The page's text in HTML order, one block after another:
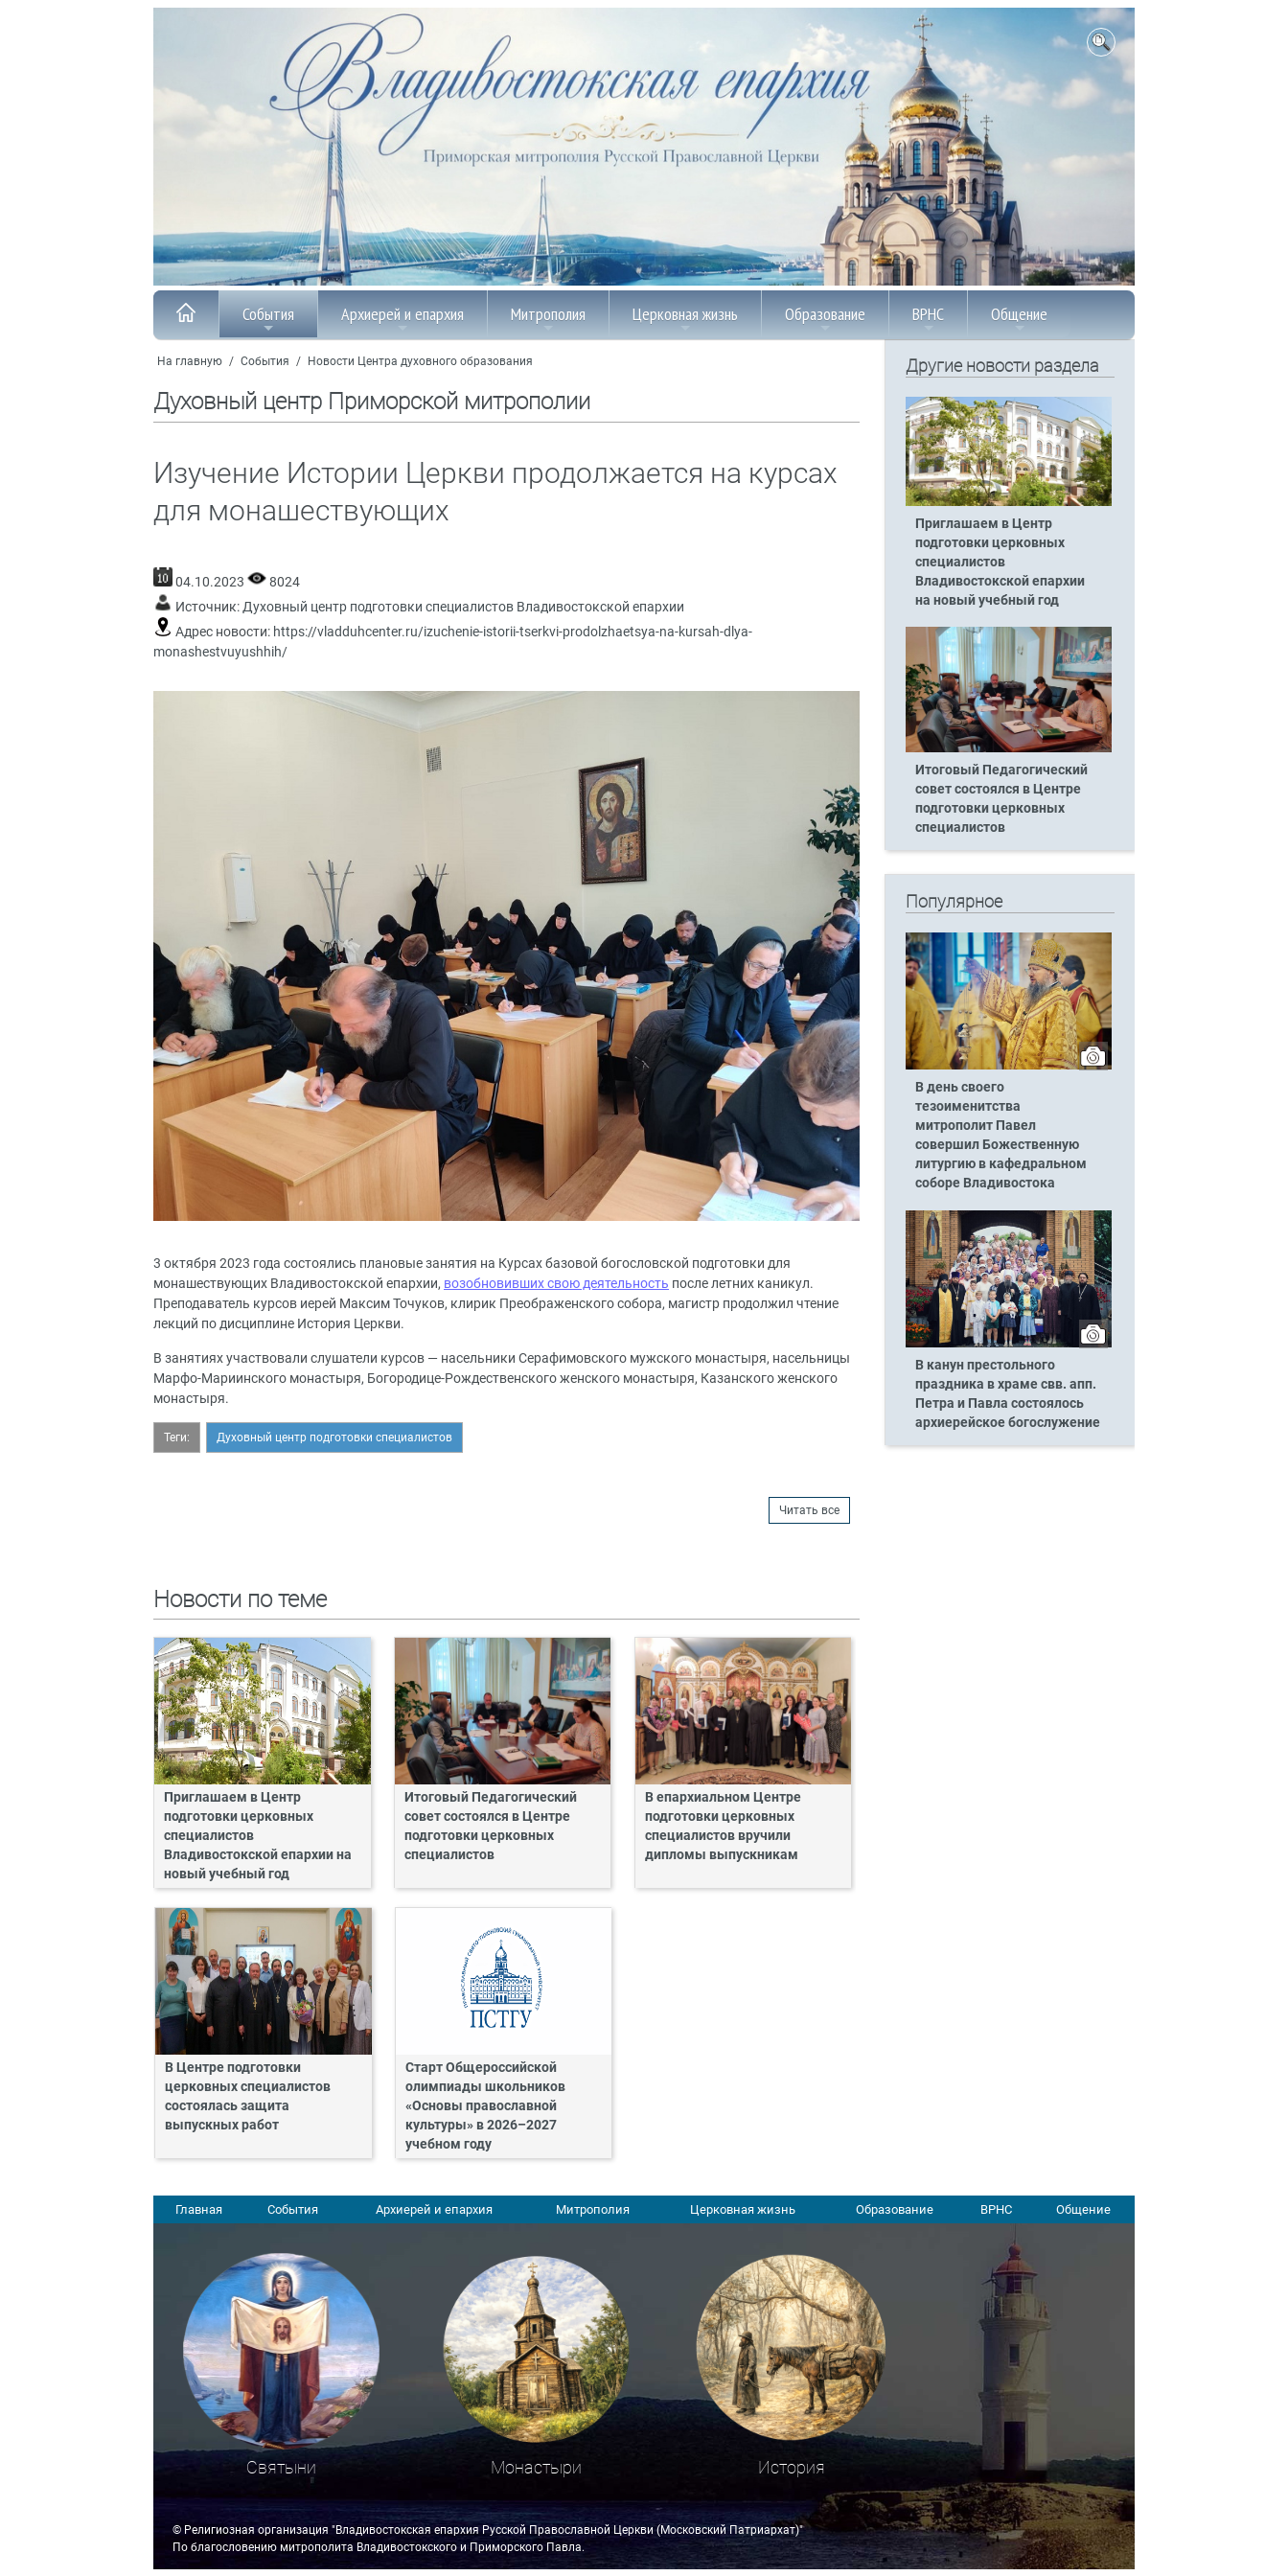
События Архиерей и епархия Митрополия Церковная жизнь Образование ВРНС Общение
На главную / События / Новости Центра духовного образования
Духовный центр Приморской митрополии
Изучение Истории Церкви продолжается на курсах
для монашествующих
04.10.2023
8024
Источник:Духовный центр подготовки специалистов Владивостокской епархии
Адрес новости: https://vladduhcenter.ru/izuchenie-istorii-tserkvi-prodolzhaetsya-na-kursah-dlya-
monashestvuyushhih/
3 октября 2023 года состоялись плановые занятия на Курсах базовой богословской подготовки для
монашествующих Владивостокской епархии, возобновивших свою деятельность после летних каникул.
Преподаватель курсов иерей Максим Точуков, клирик Преображенского собора, магистр продолжил чтение
лекций по дисциплине История Церкви.
В занятиях участвовали слушатели курсов — насельники Серафимовского мужского монастыря, насельницы
Марфо-Мариинского монастыря, Богородице-Рождественского женского монастыря, Казанского женского
монастыря.
Теги: Духовный центр подготовки специалистов
Читать все
Новости по теме
Приглашаем в Центр
подготовки церковных
специалистов
Владивостокской епархии на
новый учебный год
Итоговый Педагогический
совет состоялся в Центре
подготовки церковных
специалистов
В епархиальном Центре
подготовки церковных
специалистов вручили
дипломы выпускникам
В Центре подготовки
церковных специалистов
состоялась защита
выпускных работ
Старт Общероссийской
олимпиады школьников
«Основы православной
культуры» в 2026–2027
учебном году
Другие новости раздела
Приглашаем в Центр
подготовки церковных
специалистов
Владивостокской епархии
на новый учебный год
Итоговый Педагогический
совет состоялся в Центре
подготовки церковных
специалистов
Популярное
В день своего
тезоименитства
митрополит Павел
совершил Божественную
литургию в кафедральном
соборе Владивостока
В канун престольного
праздника в храме свв. апп.
Петра и Павла состоялось
архиерейское богослужение
Главная События Архиерей и епархия Митрополия Церковная жизнь Образование ВРНС Общение
Святыни Монастыри История
© Религиозная организация "Владивостокская епархия Русской Православной Церкви (Московский Патриархат)"
По благословению митрополита Владивостокского и Приморского Павла.